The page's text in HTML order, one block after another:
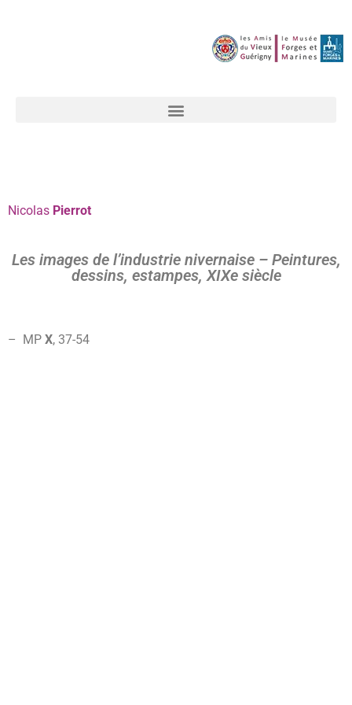
Nicolas Pierrot
Les images de l’industrie nivernaise – Peintures,
dessins, estampes, XIXe siècle
– MP X, 37-54